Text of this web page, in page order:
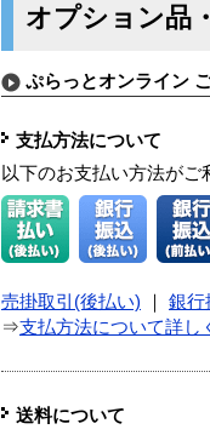
オプション品
ぷらっとオンライン
支払方法について
以下のお支払い方法がご
売掛取引(後払い) 銀行
⇒支払方法について詳し
送料について